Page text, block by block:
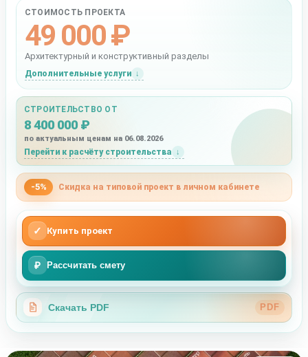
СТОИМОСТЬ ПРОЕКТА
49 000 ₽
Архитектурный и конструктивный разделы
Дополнительные услуги
СТРОИТЕЛЬСТВО ОТ
8 400 000 ₽
по актуальным ценам на 06.08.2026
Перейти к расчёту строительства
-5% Скидка на типовой проект в личном кабинете
✓ Купить проект
₽ Рассчитать смету
Скачать PDF PDF